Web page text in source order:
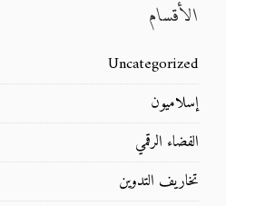
الأقسام
Uncategorized
إسلاميون
الفضاء الرقمي
تخاريف التدوين